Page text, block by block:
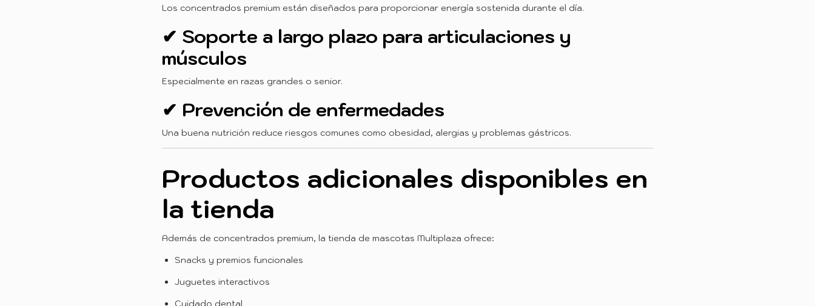
Los concentrados premium están diseñados para proporcionar energía sostenida durante el día.
✔ Soporte a largo plazo para articulaciones y
músculos
Especialmente en razas grandes o senior.
✔ Prevención de enfermedades
Una buena nutrición reduce riesgos comunes como obesidad, alergias y problemas gástricos.
Productos adicionales disponibles en
la tienda
Además de concentrados premium, la tienda de mascotas Multiplaza ofrece:
Snacks y premios funcionales
Juguetes interactivos